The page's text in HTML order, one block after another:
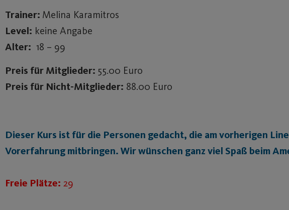
Trainer: Melina Karamitros
Level: keine Angabe
Alter: 18 – 99
Preis für Mitglieder: 55.00 Euro
Preis für Nicht-Mitglieder: 88.00 Euro
Dieser Kurs ist für die Personen gedacht, die am vorherigen
Vorerfahrung mitbringen. Wir wünschen ganz viel Spaß beim
Freie Plätze: 29